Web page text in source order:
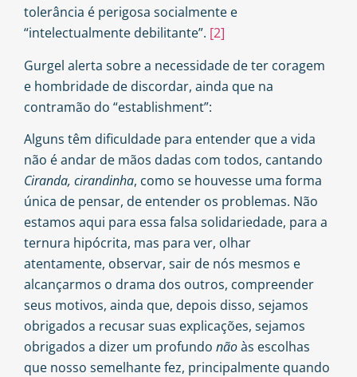
tolerância é perigosa socialmente e
“intelectualmente debilitante”. [2]
Gurgel alerta sobre a necessidade de ter coragem
e hombridade de discordar, ainda que na
contramão do “establishment”:
Alguns têm dificuldade para entender que a vida
não é andar de mãos dadas com todos, cantando
Ciranda, cirandinha, como se houvesse uma forma
única de pensar, de entender os problemas. Não
estamos aqui para essa falsa solidariedade, para a
ternura hipócrita, mas para ver, olhar
atentamente, observar, sair de nós mesmos e
alcançarmos o drama dos outros, compreender
seus motivos, ainda que, depois disso, sejamos
obrigados a recusar suas explicações, sejamos
obrigados a dizer um profundo nãoàs escolhas
que nosso semelhante fez, principalmente quando